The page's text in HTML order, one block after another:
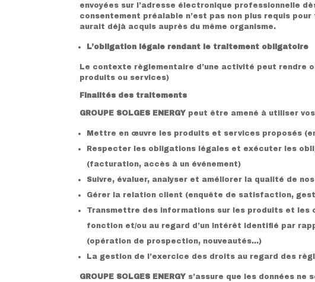
envoyées sur l’adresse électronique professionnelle
consentement préalable n’est pas non plus requis
aurait déjà acquis auprès du même organisme.
L’obligation légale rendant le traitement obligatoire
Le contexte règlementaire d’une activité peut
produits ou services)
Finalités des traitements
GROUPE SOLGES ENERGY peut être amené à utiliser
Mettre en œuvre les produits et services proposés
Respecter les obligations légales et exécuter les
(facturation, accès à un événement)
Suivre, évaluer, analyser et améliorer la qualité de
Gérer la relation client (enquête de satisfaction,
Transmettre des informations sur les produits et les
fonction et/ou au regard d’un intérêt identifié par
(opération de prospection, nouveautés…)
La gestion de l’exercice des droits au regard des
GROUPE SOLGES ENERGY s’assure que les données